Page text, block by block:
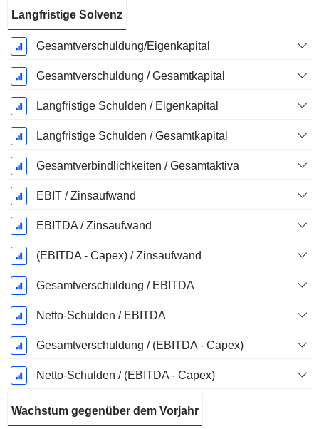
Langfristige Solvenz
Gesamtverschuldung/Eigenkapital
Gesamtverschuldung / Gesamtkapital
Langfristige Schulden / Eigenkapital
Langfristige Schulden / Gesamtkapital
Gesamtverbindlichkeiten / Gesamtaktiva
EBIT / Zinsaufwand
EBITDA / Zinsaufwand
(EBITDA - Capex) / Zinsaufwand
Gesamtverschuldung / EBITDA
Netto-Schulden / EBITDA
Gesamtverschuldung / (EBITDA - Capex)
Netto-Schulden / (EBITDA - Capex)
Wachstum gegenüber dem Vorjahr